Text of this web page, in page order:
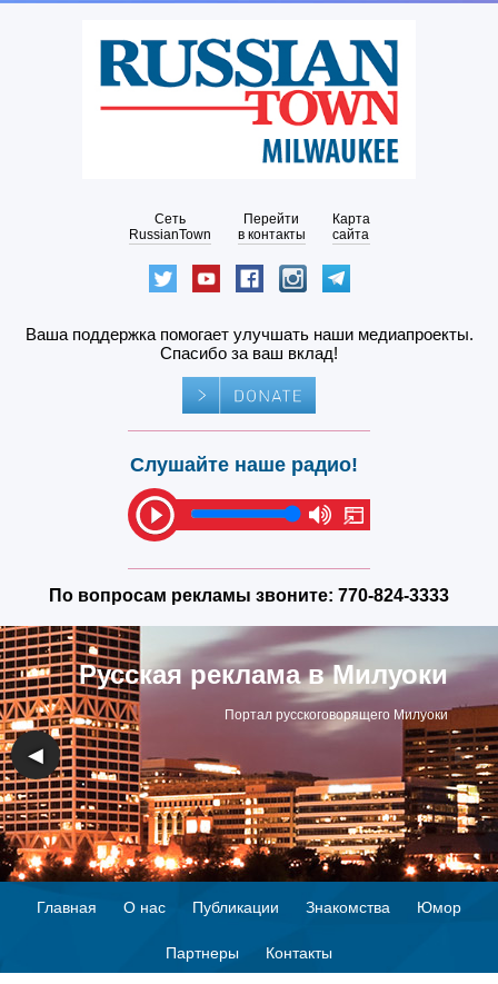
Сеть
RussianTown
Перейти
в контакты
Карта
сайта
Ваша поддержка помогает улучшать наши медиапроекты.
Спасибо за ваш вклад!
Слушайте наше радио!
По вопросам рекламы звоните: 770-824-3333
Русская реклама в Милуоки
Портал русскоговорящего Милуоки
◀ ▶
Главная О нас Публикации Знакомства Юмор
Партнеры Контакты